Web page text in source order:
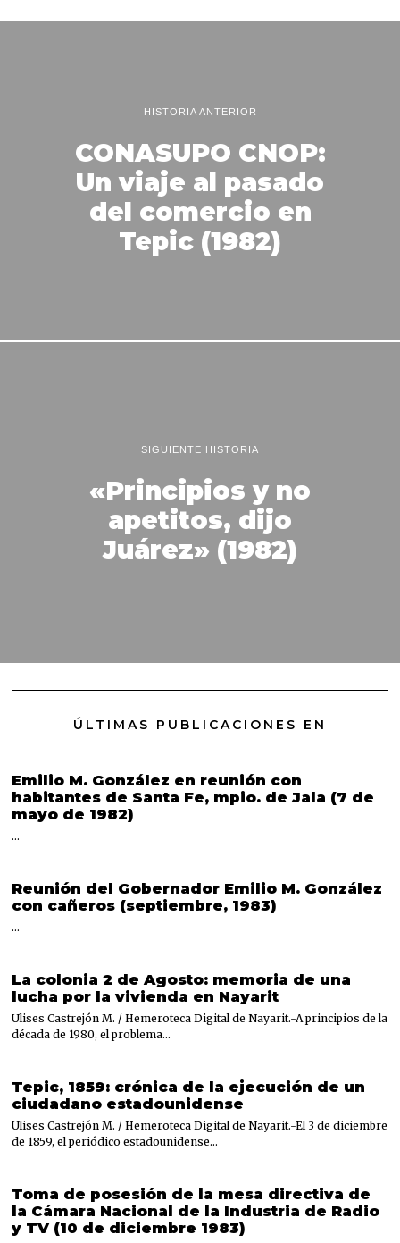
HISTORIA ANTERIOR
CONASUPO CNOP:
Un viaje al pasado
del comercio en
Tepic (1982)
SIGUIENTE HISTORIA
«Principios y no
apetitos, dijo
Juárez» (1982)
ÚLTIMAS PUBLICACIONES EN
Emilio M. González en reunión con
habitantes de Santa Fe, mpio. de Jala (7 de
mayo de 1982)
…
Reunión del Gobernador Emilio M. González
con cañeros (septiembre, 1983)
…
La colonia 2 de Agosto: memoria de una
lucha por la vivienda en Nayarit
Ulises Castrejón M. / Hemeroteca Digital de Nayarit.-A principios de la
década de 1980, el problema…
Tepic, 1859: crónica de la ejecución de un
ciudadano estadounidense
Ulises Castrejón M. / Hemeroteca Digital de Nayarit.-El 3 de diciembre
de 1859, el periódico estadounidense…
Toma de posesión de la mesa directiva de
la Cámara Nacional de la Industria de Radio
y TV (10 de diciembre 1983)